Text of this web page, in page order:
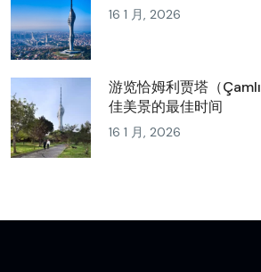
16 1 月, 2026
游览恰姆利贾塔（
佳美景的最佳时间
16 1 月, 2026